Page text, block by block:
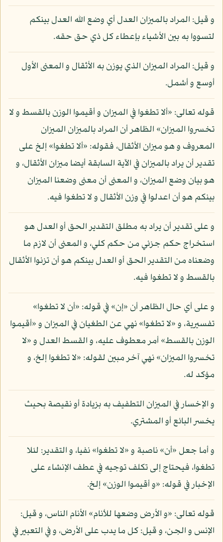
و قيل: المراد بالميزان العدل أي وضع الله العدل بينكم
لتسووا به بين الأشياء بإعطاء كل ذي حق حقه.
و قيل: المراد الميزان الذي يوزن به الأثقال و المعنى الأول
أوسع و أشمل.
قوله تعالى: «ألا تطغوا في الميزان و أقيموا الوزن بالقسط و لا
تخسروا الميزان» الظاهر أن المراد بالميزان الميزان
المعروف و هو ميزان الأثقال، فقوله: «ألا تطغوا» إلخ على
تقدير أن يراد بالميزان في الآية السابقة أيضا ميزان الأثقال، و
هو بيان وضع الميزان، و المعنى أن معنى وضعنا الميزان
بينكم هو أن اعدلوا في وزن الأثقال و لا تطغوا فيه.
و على تقدير أن يراد به مطلق التقدير الحق أو العدل هو
استخراج حكم جزئي من حكم كلي، و المعنى أن لازم ما
وضعناه من التقدير الحق أو العدل بينكم هو أن تزنوا الأثقال
بالقسط و لا تطغوا فيه.
و على أي حال الظاهر أن «إن» في قوله: «أن لا تطغوا»
تفسيرية، و «لا تطغوا» نهي عن الطغيان في الميزان و «أقيموا
الوزن بالقسط» أمر معطوف عليه، و القسط العدل و «لا
تخسروا الميزان» نهي آخر مبين لقوله: «لا تطغوا إلخ، و
مؤكد له.
و الإخسار في الميزان التطفيف به بزيادة أو نقيصة بحيث
يخسر البائع أو المشتري.
و أما جعل «أن» ناصبة و «لا تطغوا» نفيا، و التقدير: لئلا
تطغوا، فيحتاج إلى تكلف توجيه في عطف الإنشاء على
الإخبار في قوله: «و أقيموا الوزن» إلخ.
قوله تعالى: «و الأرض وضعها للأنام» الأنام الناس، و قيل:
الإنس و الجن، و قيل: كل ما يدب على الأرض، و في التعبير في